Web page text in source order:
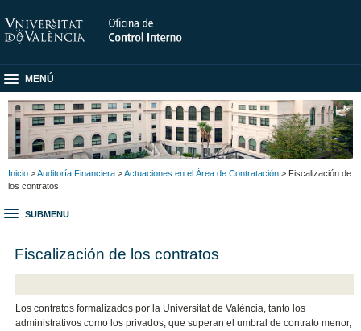
MENÚ
Inicio >Auditoría Financiera >Actuaciones en el Área de Contratación > Fiscalización de
los contratos
SUBMENU
Fiscalización de los contratos
Los contratos formalizados por la Universitat de València, tanto los
administrativos como los privados, que superan el umbral de contrato menor,